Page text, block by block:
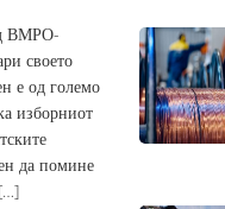
ВМРО-
своето
е од големо
изборниот
да помине